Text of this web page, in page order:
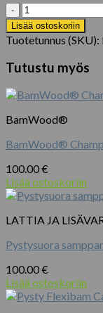
BamWood®
Caramel
Klicka
på
HDF
määrä
Lisää ostoskoriin
Tuotetunnus (SKU):
Tutustu myös
BamWood®
BamWood®
100.00€
Lisää ostoskoriin
LATTIA JA
Pystysuora
100.00€
Lisää ostoskoriin